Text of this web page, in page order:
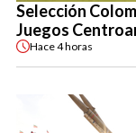
Selección
Juegos
Hace4 horas